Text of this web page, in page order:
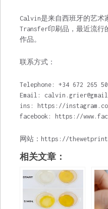
Calvin是来自西班牙的艺术
Transfer印刷品，最近流行
作品。
联系方式：
Telephone: +34 672 265
Email:
ins: https://
facebook: https://
网站：https://
相关文章：